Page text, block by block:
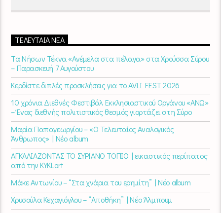
ΤΕΛΕΥΤΑΊΑ ΝΈΑ
Τα Νήσων Τέκνα «Ανέμελα στα πέλαγα» στα Χρούσσα Σύρου
– Παρασκευή 7 Αυγούστου
Κερδίστε διπλές προσκλήσεις για το AVLI FEST 2026
10 χρόνια Διεθνές Φεστιβάλ Εκκλησιαστικού Οργάνου «ΑΝΩ»
– Ένας διεθνής πολιτιστικός θεσμός γιορτάζει στη Σύρο​
Μαρία Παπαγεωργίου – «Ο Τελευταίος Αναλογικός
Άνθρωπος» | Νέο album
ΑΓΚΑΛΙΑΖΟΝΤΑΣ ΤΟ ΣΥΡΙΑΝΟ ΤΟΠΙΟ | εικαστικός περίπατος
από την KYKLart
Μάκε Αντωνίου – “Στα χνάρια του ερημίτη” | Νέο album
Χρυσούλα Κεχαγιόγλου – “Αποθήκη” | Νέο Άλμπουμ